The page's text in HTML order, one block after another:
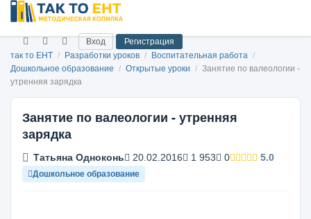
Вход
Регистрация
так то ЕНТ / Разработки уроков / Воспитательная работа /
Дошкольное образование / Открытые уроки / Занятие по валеологии -
утренняя зарядка
Занятие по валеологии - утренняя
зарядка
Татьяна Одноконь 20.02.2016 1 953 0 5.0
Дошкольное образование